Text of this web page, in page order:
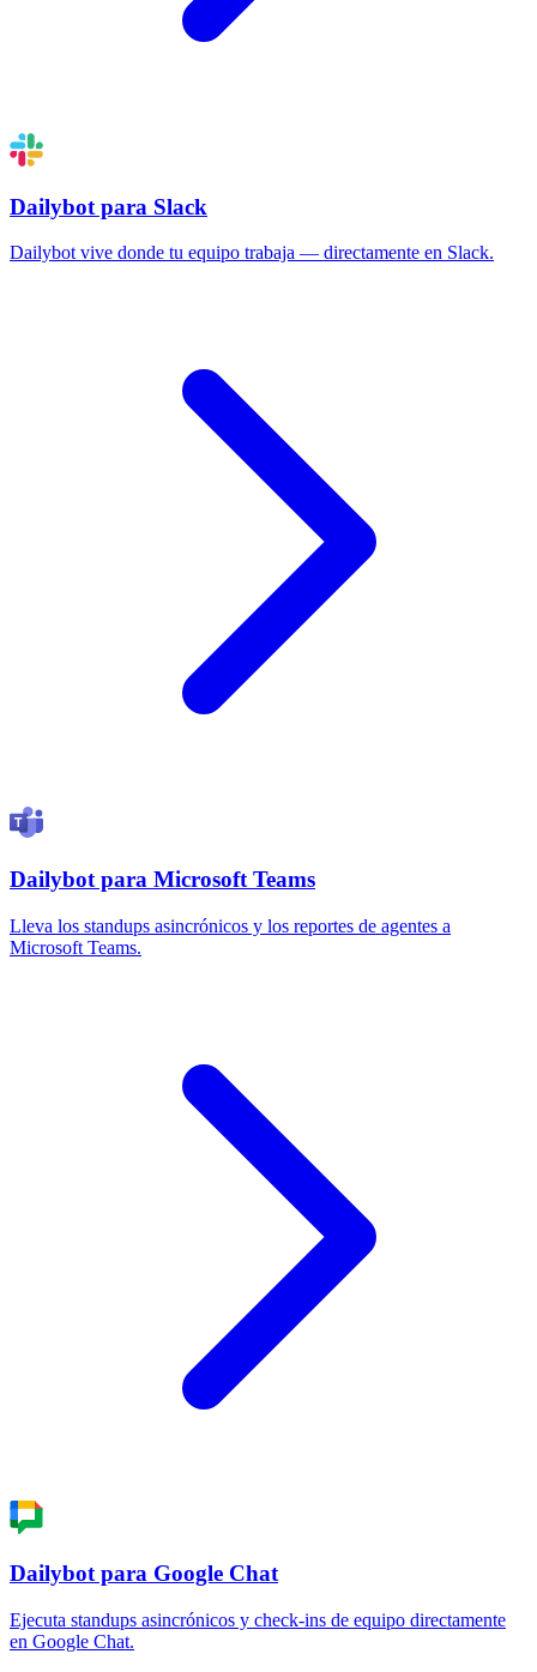
Dailybot para Slack
Dailybot vive donde tu equipo trabaja — directamente en Slack.
Dailybot para Microsoft Teams
Lleva los standups asincrónicos y los reportes de agentes a
Microsoft Teams.
Dailybot para Google Chat
Ejecuta standups asincrónicos y check-ins de equipo directamente
en Google Chat.